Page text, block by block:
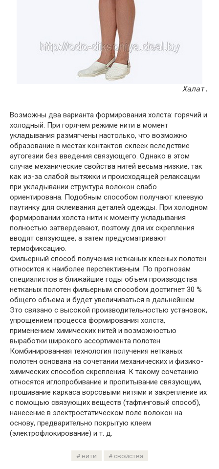
Халат.
Возможны два варианта формирования холста: горячий и
холодный. При горячем режиме нити в момент
укладывания размягчены настолько, что возможно
образование в местах контактов склеек вследствие
аутогезии без введения связующего. Однако в этом
случае механические свойства нитей весьма низкие, так
как из-за слабой вытяжки и происходящей релаксации
при укладывании структура волокон слабо
ориентирована. Подобным способом получают клеевую
паутинку для склеивания деталей одежды. При холодном
формировании холста нити к моменту укладывания
полностью затвердевают, поэтому для их скрепления
вводят связующее, а затем предусматривают
термофиксацию.
Фильерный способ получения нетканых клееных полотен
относится к наиболее перспективным. По прогнозам
специалистов в ближайшие годы объем производства
нетканых полотен фильерным способом достигнет 30 %
общего объема и будет увеличиваться в дальнейшем.
Это связано с высокой производительностью установок,
упрощением процесса формирования холста,
применением химических нитей и возможностью
выработки широкого ассортимента полотен.
Комбинированная технология получения нетканых
полотен основана на сочетании механических и физико-
химических способов скрепления. К такому сочетанию
относятся иглопробивание и пропитывание связующим,
прошивание каркаса ворсовыми нитями и закрепление их
с помощью связующих веществ (тафтинговый способ),
нанесение в электростатическом поле волокон на
основу, предварительно покрытую клеем
(электрофлокирование) и т. д.
нити свойства